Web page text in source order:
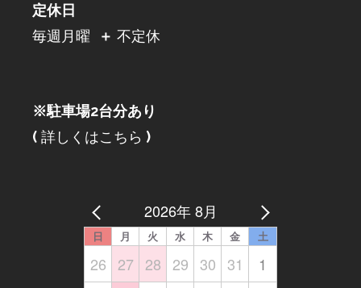
定休日
毎週月曜
＋ 不定休
※駐車場2台分あり
( 詳しくはこちら )
2026年 8月
日 月 火 水 木 金 土
26 27 28 29 30 31
1